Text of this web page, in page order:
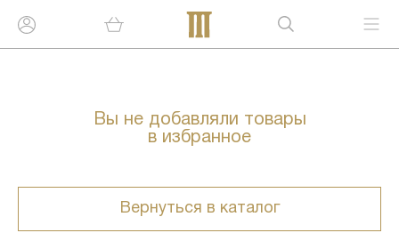
Вы не добавляли товары
в избранное
Вернуться в каталог